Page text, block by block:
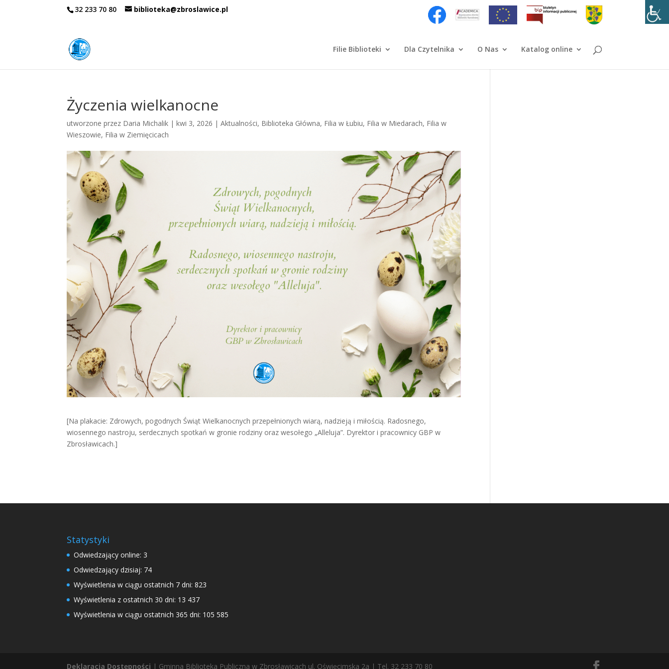
32 233 70 80 biblioteka@zbroslawice.pl
Filie Biblioteki Dla Czytelnika O Nas Katalog online
Życzenia wielkanocne
utworzone przez Daria Michalik |kwi 3, 2026 |Aktualności, Biblioteka Główna, Filia w Łubiu, Filia w Miedarach, Filia w
Wieszowie, Filia w Ziemięcicach
[Na plakacie: Zdrowych, pogodnych Świąt Wielkanocnych przepełnionych wiarą, nadzieją i miłością. Radosnego,
wiosennego nastroju, serdecznych spotkań w gronie rodziny oraz wesołego „Alleluja”. Dyrektor i pracownicy GBP w
Zbrosławicach.]
Statystyki
Odwiedzający online:3
Odwiedzający dzisiaj: 74
Wyświetlenia w ciągu ostatnich 7 dni:823
Wyświetlenia z ostatnich 30 dni: 13 437
Wyświetlenia w ciągu ostatnich 365 dni: 105 585
Deklaracja Dostępności | Gminna Biblioteka Publiczna w Zbrosławicach ul. Oświęcimska 2a | Tel. 32 233 70 80